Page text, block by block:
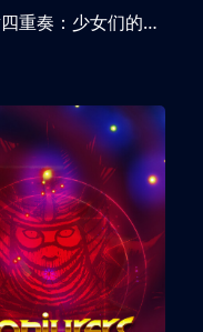
蔚蓝反射四重奏：少女们的奇迹